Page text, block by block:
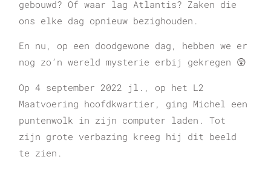
gebouwd? Of waar lag Atlantis? Zaken die
ons elke dag opnieuw bezighouden.
En nu, op een doodgewone dag, hebben we er
nog zo’n wereld mysterie erbij gekregen 😲
Op 4 september 2022 jl., op het L2
Maatvoering hoofdkwartier, ging Michel een
puntenwolk in zijn computer laden. Tot
zijn grote verbazing kreeg hij dit beeld
te zien.